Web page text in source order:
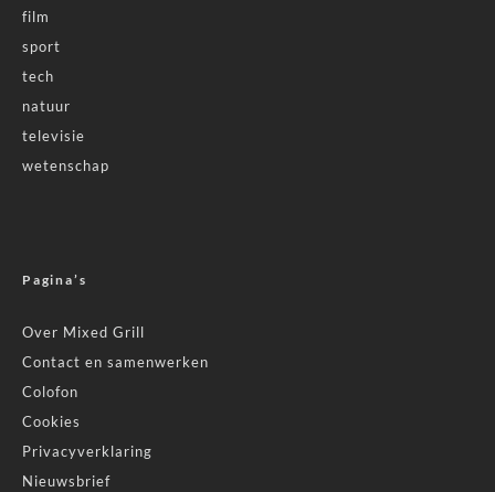
film
sport
tech
natuur
televisie
wetenschap
Pagina’s
Over Mixed Grill
Contact en samenwerken
Colofon
Cookies
Privacyverklaring
Nieuwsbrief